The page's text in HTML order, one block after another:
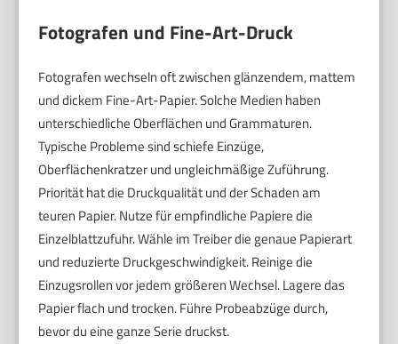
Fotografen und Fine-Art-Druck
Fotografen wechseln oft zwischen glänzendem, mattem
und dickem Fine-Art-Papier. Solche Medien haben
unterschiedliche Oberflächen und Grammaturen.
Typische Probleme sind schiefe Einzüge,
Oberflächenkratzer und ungleichmäßige Zuführung.
Priorität hat die Druckqualität und der Schaden am
teuren Papier. Nutze für empfindliche Papiere die
Einzelblattzufuhr. Wähle im Treiber die genaue Papierart
und reduzierte Druckgeschwindigkeit. Reinige die
Einzugsrollen vor jedem größeren Wechsel. Lagere das
Papier flach und trocken. Führe Probeabzüge durch,
bevor du eine ganze Serie druckst.